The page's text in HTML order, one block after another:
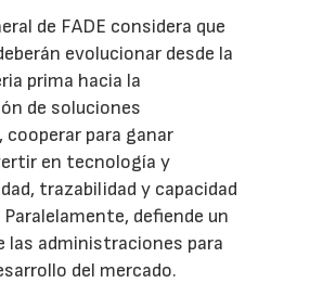
de FADE considera que
evolucionar desde la
prima hacia la
de soluciones
para ganar
en tecnología y
trazabilidad y capacidad
defiende un
las administraciones para
del mercado.